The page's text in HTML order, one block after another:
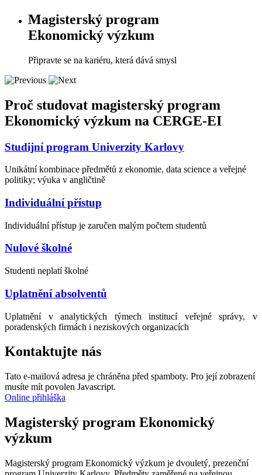
Magisterský program
Ekonomický výzkum
Připravte se na kariéru, která dává smysl
Proč studovat magisterský program
Ekonomický výzkum na CERGE-EI
Studijní program Univerzity Karlovy
Unikátní kombinace předmětů z ekonomie, data science a veřejné
politiky; výuka v angličtině
Individuální přístup
Individuální přístup je zaručen malým počtem studentů
Nulové školné
Studenti neplatí školné
Uplatnění absolventů
Uplatnění v analytických týmech institucí veřejné správy, v
poradenských firmách i neziskových organizacích
Kontaktujte nás
Tato e-mailová adresa je chráněna před spamboty. Pro její zobrazení
musíte mít povolen Javascript.
Online přihláška
Magisterský program Ekonomický
výzkum
Magisterský program Ekonomický výzkum je dvouletý, prezenční